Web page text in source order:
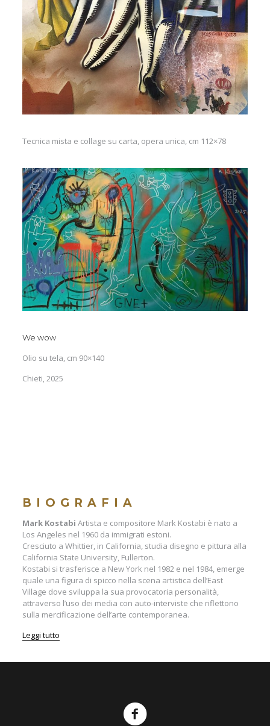
Tecnica mista e collage su carta, opera unica, cm 112×78
We wow
Olio su tela, cm 90×140
Chieti, 2025
BIOGRAFIA
Mark Kostabi Artista e compositore Mark Kostabi è nato a
Los Angeles nel 1960 da immigrati estoni.
Cresciuto a Whittier, in California, studia disegno e pittura alla
California State University, Fullerton.
Kostabi si trasferisce a New York nel 1982 e nel 1984, emerge
quale una figura di spicco nella scena artistica dell’East
Village dove sviluppa la sua provocatoria personalità,
attraverso l’uso dei media con auto-interviste che riflettono
sulla mercificazione dell’arte contemporanea.
Leggi tutto